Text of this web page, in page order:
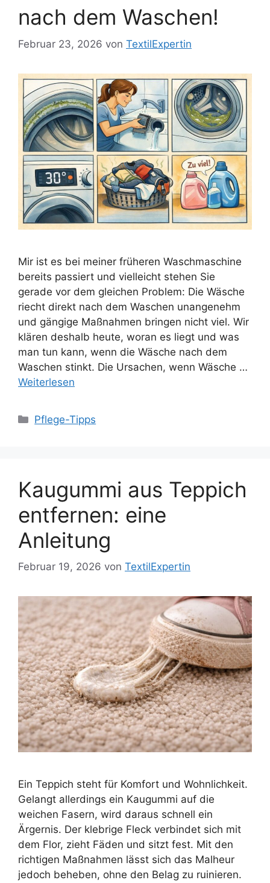
nach dem Waschen!
Februar 23, 2026 von TextilExpertin
Mir ist es bei meiner früheren Waschmaschine
bereits passiert und vielleicht stehen Sie
gerade vor dem gleichen Problem: Die Wäsche
riecht direkt nach dem Waschen unangenehm
und gängige Maßnahmen bringen nicht viel. Wir
klären deshalb heute, woran es liegt und was
man tun kann, wenn die Wäsche nach dem
Waschen stinkt. Die Ursachen, wenn Wäsche …
Weiterlesen
Kategorien
Pflege-Tipps
Kaugummi aus Teppich
entfernen: eine
Anleitung
Februar 19, 2026 von TextilExpertin
Ein Teppich steht für Komfort und Wohnlichkeit.
Gelangt allerdings ein Kaugummi auf die
weichen Fasern, wird daraus schnell ein
Ärgernis. Der klebrige Fleck verbindet sich mit
dem Flor, zieht Fäden und sitzt fest. Mit den
richtigen Maßnahmen lässt sich das Malheur
jedoch beheben, ohne den Belag zu ruinieren.